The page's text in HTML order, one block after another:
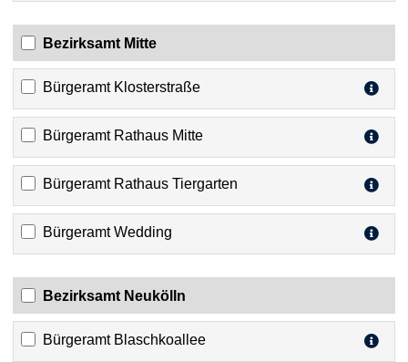
Bezirksamt Mitte
Bürgeramt Klosterstraße
Bürgeramt Rathaus Mitte
Bürgeramt Rathaus Tiergarten
Bürgeramt Wedding
Bezirksamt Neukölln
Bürgeramt Blaschkoallee